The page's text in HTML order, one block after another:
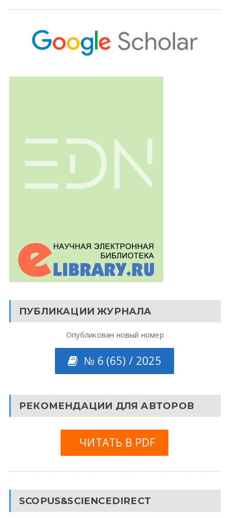
ПУБЛИКАЦИИ ЖУРНАЛА
Опубликован новый номер
№ 6 (65) / 2025
РЕКОМЕНДАЦИИ ДЛЯ АВТОРОВ
ЧИТАТЬ В PDF
SCOPUS&SCIENCEDIRECT